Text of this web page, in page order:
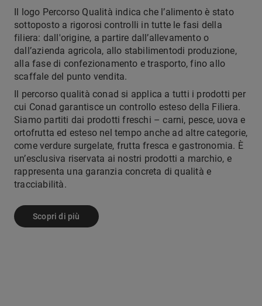
Il logo Percorso Qualità indica che l’alimento è stato
sottoposto a rigorosi controlli in tutte le fasi della
filiera: dall'origine, a partire dall’allevamento o
dall’azienda agricola, allo stabilimentodi produzione,
alla fase di confezionamento e trasporto, fino allo
scaffale del punto vendita.
Il percorso qualità conad si applica a tutti i prodotti per
cui Conad garantisce un controllo esteso della Filiera.
Siamo partiti dai prodotti freschi – carni, pesce, uova e
ortofrutta ed esteso nel tempo anche ad altre categorie,
come verdure surgelate, frutta fresca e gastronomia. È
un’esclusiva riservata ai nostri prodotti a marchio, e
rappresenta una garanzia concreta di qualità e
tracciabilità.
Scopri di più